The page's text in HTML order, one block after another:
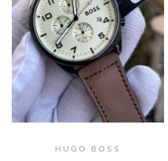
HUGO BOSS